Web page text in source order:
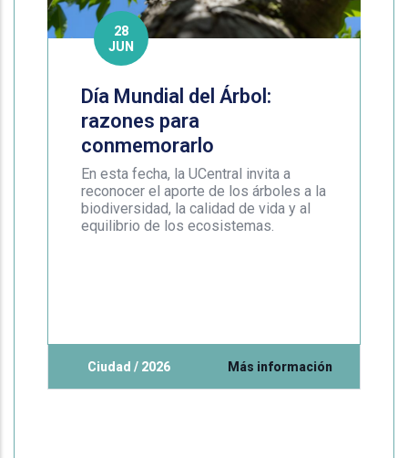
28
JUN
Día Mundial del Árbol:
razones para
conmemorarlo
En esta fecha, la UCentral invita a
reconocer el aporte de los árboles a la
biodiversidad, la calidad de vida y al
equilibrio de los ecosistemas.
Ciudad / 2026 Más información